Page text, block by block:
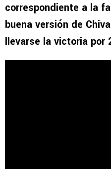
correspondiente a la
buena versión de
llevarse la victoria por